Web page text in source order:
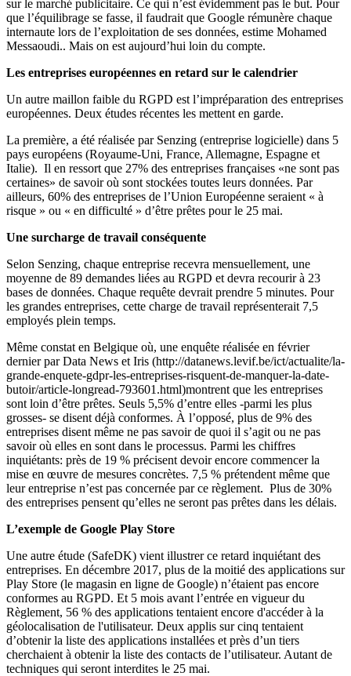
sur le marché publicitaire. Ce qui n’est évidemment pas le but. Pour
que l’équilibrage se fasse, il faudrait que Google rémunère chaque
internaute lors de l’exploitation de ses données, estime Mohamed
Messaoudi.. Mais on est aujourd’hui loin du compte.
Les entreprises européennes en retard sur le calendrier
Un autre maillon faible du RGPD est l’impréparation des entreprises
européennes. Deux études récentes les mettent en garde.
La première, a été réalisée par Senzing (entreprise logicielle) dans 5
pays européens (Royaume-Uni, France, Allemagne, Espagne et
Italie). Il en ressort que 27% des entreprises françaises «ne sont pas
certaines» de savoir où sont stockées toutes leurs données. Par
ailleurs, 60% des entreprises de l’Union Européenne seraient « à
risque » ou « en difficulté » d’être prêtes pour le 25 mai.
Une surcharge de travail conséquente
Selon Senzing, chaque entreprise recevra mensuellement, une
moyenne de 89 demandes liées au RGPD et devra recourir à 23
bases de données. Chaque requête devrait prendre 5 minutes. Pour
les grandes entreprises, cette charge de travail représenterait 7,5
employés plein temps.
Même constat en Belgique où, une enquête réalisée en février
dernier par Data News et Iris (http://datanews.levif.be/ict/actualite/la-
grande-enquete-gdpr-les-entreprises-risquent-de-manquer-la-date-
butoir/article-longread-793601.html)montrent que les entreprises
sont loin d’être prêtes. Seuls 5,5% d’entre elles -parmi les plus
grosses- se disent déjà conformes. À l’opposé, plus de 9% des
entreprises disent même ne pas savoir de quoi il s’agit ou ne pas
savoir où elles en sont dans le processus. Parmi les chiffres
inquiétants: près de 19 % précisent devoir encore commencer la
mise en œuvre de mesures concrètes. 7,5 % prétendent même que
leur entreprise n’est pas concernée par ce règlement. Plus de 30%
des entreprises pensent qu’elles ne seront pas prêtes dans les délais.
L’exemple de Google Play Store
Une autre étude (SafeDK) vient illustrer ce retard inquiétant des
entreprises. En décembre 2017, plus de la moitié des applications sur
Play Store (le magasin en ligne de Google) n’étaient pas encore
conformes au RGPD. Et 5 mois avant l’entrée en vigueur du
Règlement, 56 % des applications tentaient encore d'accéder à la
géolocalisation de l'utilisateur. Deux applis sur cinq tentaient
d’obtenir la liste des applications installées et près d’un tiers
cherchaient à obtenir la liste des contacts de l’utilisateur. Autant de
techniques qui seront interdites le 25 mai.